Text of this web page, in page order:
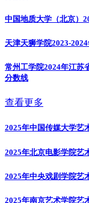
中国地质大学（北京）
天津天狮学院2023-
常州工学院2024年江苏
分数线
查看更多
2025年中国传媒大学艺
2025年北京电影学院艺
2025年中央戏剧学院艺
2025年南京艺术学院艺